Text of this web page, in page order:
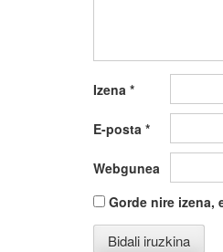
Izena *
E-posta *
Webgunea
Gorde nire izena,